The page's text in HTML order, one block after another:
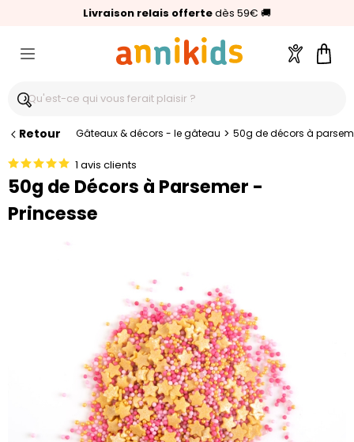
Livraison relais offertedès 59€ 🚚
🥇Palmarès Capital 2025 :Annikids N°1
⭐⭐⭐⭐⭐4,6/5(24 000 avis clients)
Compte
Retour Gâteaux & décors - le gâteau > 50g de décors à
1 avis clients
50g de Décors à Parsemer -
Princesse